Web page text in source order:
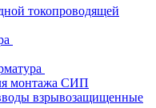
токопроводящей
монтажа СИП
взрывозащищенные